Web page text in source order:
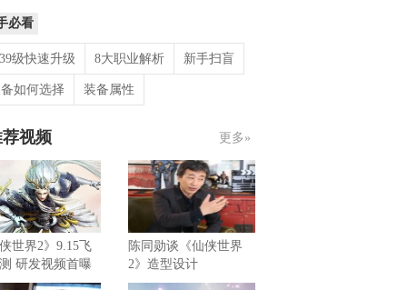
必看
级快速升级 8大职业解析 新手扫盲
如何选择 装备属性
视频 更多»
世界2》9.15飞
研发视频首曝
陈同勋谈《仙侠世界
2》造型设计